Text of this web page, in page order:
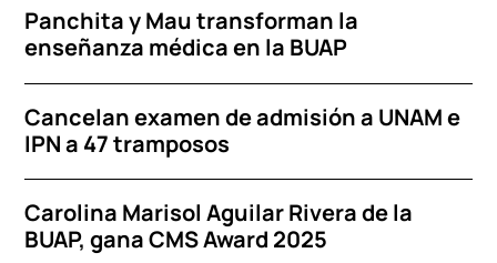
Panchita y Mau transforman la
enseñanza médica en la BUAP
Cancelan examen de admisión a UNAM e
IPN a 47 tramposos
Carolina Marisol Aguilar Rivera de la
BUAP, gana CMS Award 2025